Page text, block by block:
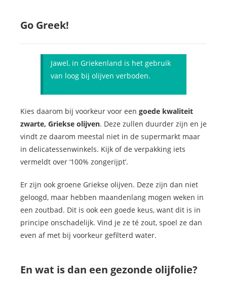
Go Greek!
Jawel, in Griekenland is het gebruik
van loog bij olijven verboden.
Kies daarom bij voorkeur voor een goede kwaliteit
zwarte, Griekse olijven. Deze zullen duurder zijn en je
vindt ze daarom meestal niet in de supermarkt maar
in delicatessenwinkels. Kijk of de verpakking iets
vermeldt over ‘100% zongerijpt’.
Er zijn ook groene Griekse olijven. Deze zijn dan niet
geloogd, maar hebben maandenlang mogen weken in
een zoutbad. Dit is ook een goede keus, want dit is in
principe onschadelijk. Vind je ze té zout, spoel ze dan
even af met bij voorkeur gefilterd water.
En wat is dan een gezonde olijfolie?